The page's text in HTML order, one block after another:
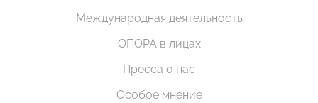
Международная деятельность
ОПОРА в лицах
Пресса о нас
Особое мнение